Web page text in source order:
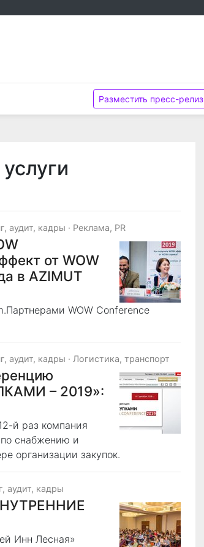
Разместить пресс-релиз
аудит, кадры · Реклама, PR
от WOW
в AZIMUT
WOW Conference
аудит, кадры · Логистика, транспорт
– 2019»:
й раз компания
по снабжению и
организации закупок.
аудит, кадры
Инн Лесная»